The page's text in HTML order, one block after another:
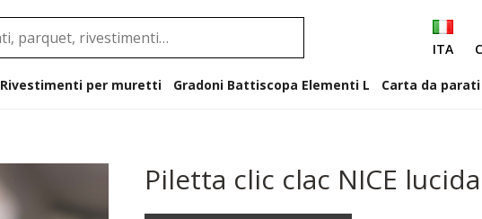
ITA
Rivestimenti per muretti Gradoni Battiscopa Elementi L Carta da
Piletta clic clac NICE lucida